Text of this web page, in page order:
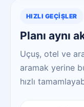
HIZLI GEÇIŞLER
Planı aynı
Uçuş, otel ve
aramak yerine
hızlı